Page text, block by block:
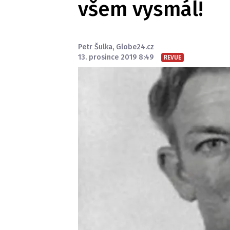
všem vysmál!
Petr Šulka, Globe24.cz
13. prosince 2019 8:49
REVUE